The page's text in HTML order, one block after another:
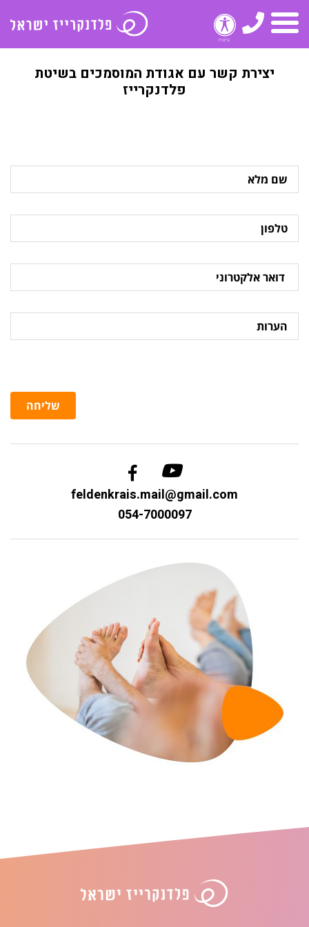
תפריט
טלפון
יצירת קשר עם אגודת המוסמכים בשיטת
פלדנקרייז
מלא
טלפון
אלקטרוני
הערות
שליחה
feldenkrais.mail@gmail.com
054-7000097